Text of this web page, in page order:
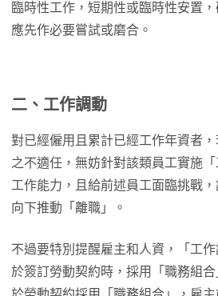
臨時性工作，短期性或臨時性安置
應先作必要嘗試或磨合。
二、 工作調動
對已經僱用且累計已經工作年資者，
之不適任，無妨針對該類員工實施
工作能力，且給前述員工面臨挑戰
向下推動「離職」。
不過要特別提醒雇主和人資，「工
於簽訂勞動契約時，採用「職務組